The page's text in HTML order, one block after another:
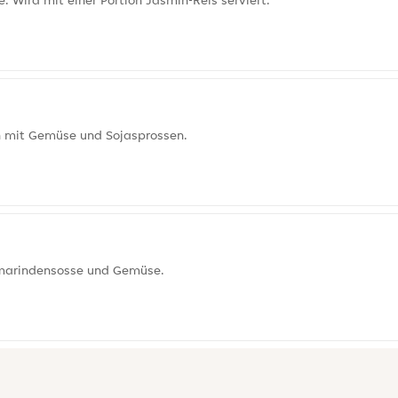
Gemüse und Sojasprossen.
und Gemüse.